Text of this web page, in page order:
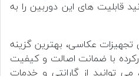
قابلیت های این دوربین را به
عکاسی، بهترین گزینه
با ضمانت اصالت و کیفیت
توانید از گارانتی و خدمات